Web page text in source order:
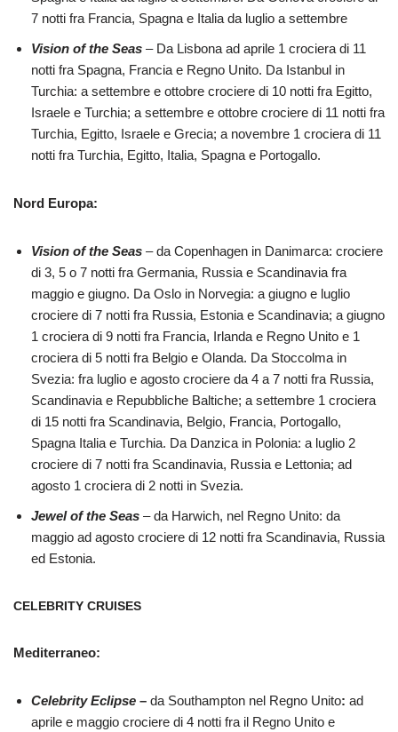
7 notti fra Francia, Spagna e Italia da luglio a settembre
Vision of the Seas – Da Lisbona ad aprile 1 crociera di 11
notti fra Spagna, Francia e Regno Unito. Da Istanbul in
Turchia: a settembre e ottobre crociere di 10 notti fra Egitto,
Israele e Turchia; a settembre e ottobre crociere di 11 notti fra
Turchia, Egitto, Israele e Grecia; a novembre 1 crociera di 11
notti fra Turchia, Egitto, Italia, Spagna e Portogallo.
Nord Europa:
Vision of the Seas – da Copenhagen in Danimarca: crociere
di 3, 5 o 7 notti fra Germania, Russia e Scandinavia fra
maggio e giugno. Da Oslo in Norvegia: a giugno e luglio
crociere di 7 notti fra Russia, Estonia e Scandinavia; a giugno
1 crociera di 9 notti fra Francia, Irlanda e Regno Unito e 1
crociera di 5 notti fra Belgio e Olanda. Da Stoccolma in
Svezia: fra luglio e agosto crociere da 4 a 7 notti fra Russia,
Scandinavia e Repubbliche Baltiche; a settembre 1 crociera
di 15 notti fra Scandinavia, Belgio, Francia, Portogallo,
Spagna Italia e Turchia. Da Danzica in Polonia: a luglio 2
crociere di 7 notti fra Scandinavia, Russia e Lettonia; ad
agosto 1 crociera di 2 notti in Svezia.
Jewel of the Seas – da Harwich, nel Regno Unito: da
maggio ad agosto crociere di 12 notti fra Scandinavia, Russia
ed Estonia.
CELEBRITY CRUISES
Mediterraneo:
Celebrity Eclipse – da Southampton nel Regno Unito: ad
aprile e maggio crociere di 4 notti fra il Regno Unito e